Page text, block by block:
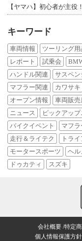
【ヤマハ】初心者が主役
キーワード
車両情報 ツーリング用
レポート
試乗会
ハンドル関連
サスペン
マフラー関連
カワサキ
オープン情報
車両販売
ニュース
ピックアップ
バイクイベント
マフラ
走行＆ライテク
トラ
モータースポーツ
ヘル
ドゥカティ
スズキ
会社概要 特定
個人情報保護方針